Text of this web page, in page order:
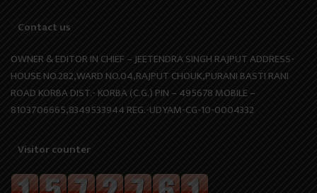
Contact us
OWNER & EDITOR IN CHIEF – JEETENDRA SINGH RAJPUT ADDRESS-
HOUSE NO.282,WARD NO.04,RAJPUT CHOUK,PURANI BASTI RANI
ROAD KORBA DIST.- KORBA (C.G.) PIN – 495678 MOBILE –
8103706665,8349533944 REG.-UDYAM-CG-10-0004332
Visitor counter